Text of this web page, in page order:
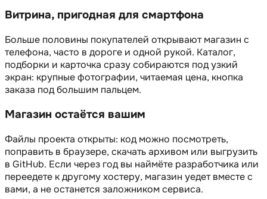
Витрина, пригодная для смартфона
Больше половины покупателей открывают магазин с
телефона, часто в дороге и одной рукой. Каталог,
подборки и карточка сразу собираются под узкий
экран: крупные фотографии, читаемая цена, кнопка
заказа под большим пальцем.
Магазин остаётся вашим
Файлы проекта открыты: код можно посмотреть,
поправить в браузере, скачать архивом или выгрузить
в GitHub. Если через год вы наймёте разработчика или
переедете к другому хостеру, магазин уедет вместе с
вами, а не останется заложником сервиса.